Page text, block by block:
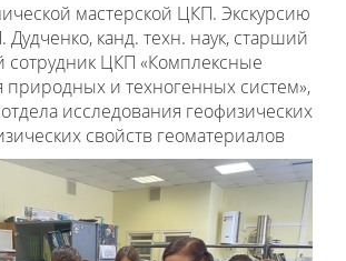
мастерской ЦКП. Экскурсию
канд. техн. наук, старший
сотрудник ЦКП «Комплексные
природных и техногенных систем»,
исследования геофизических
свойств геоматериалов